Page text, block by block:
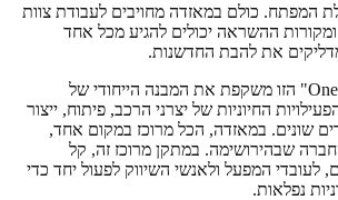
המפתח. כולם במאזדה מחויבים לעבודת צוות
ההשראה יכולים להגיע מכל אחד
את להבת החדשנות.
תרבות ה- "One Mazda" הזו משקפת את המבנה הייחודי של
החיוניות של יצרני הרכב, פיתוח, ייצור
שונים. במאזדה, הכל מרוכז במקום אחד,
שבהירושימה. במתקן מרוכז זה, קל
המפעל ולאנשי השיווק לפעול יחד כדי
נפלאות.